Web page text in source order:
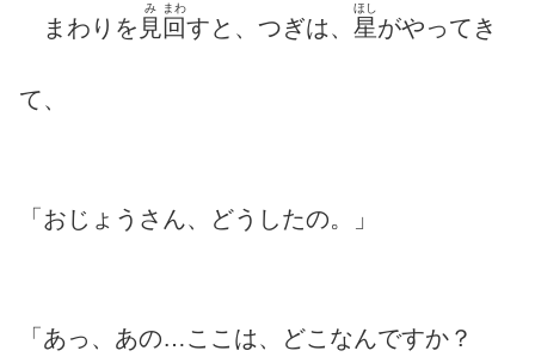
まわりを 見
み
回
まわ
すと、つぎは、 星
ほし
がやってき
て、
「おじょうさん、どうしたの。」
「あっ、あの…ここは、どこなんですか？